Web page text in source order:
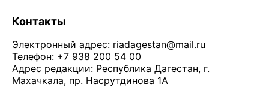
Контакты
Электронный адрес: riadagestan@mail.ru
Телефон: +7 938 200 54 00
Адрес редакции: Республика Дагестан, г.
Махачкала, пр. Насрутдинова 1А